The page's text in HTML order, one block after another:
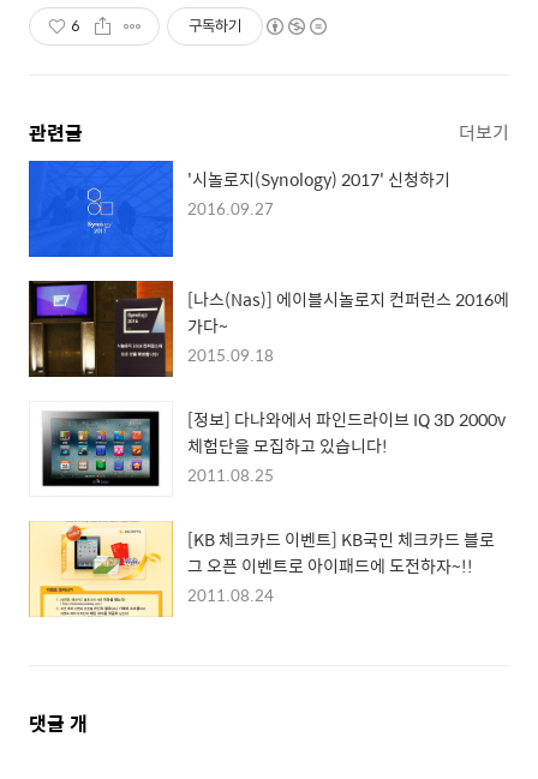
6 구독하기
관련글 더보기
'시놀로지(Synology) 2017' 신청하기
2016.09.27
[나스(Nas)] 에이블시놀로지 컨퍼런스 2016에
가다~
2015.09.18
[정보] 다나와에서 파인드라이브 IQ 3D 2000v
체험단을 모집하고 있습니다!
2011.08.25
[KB 체크카드 이벤트] KB국민 체크카드 블로
그 오픈 이벤트로 아이패드에 도전하자~!!
2011.08.24
댓
댓글 개